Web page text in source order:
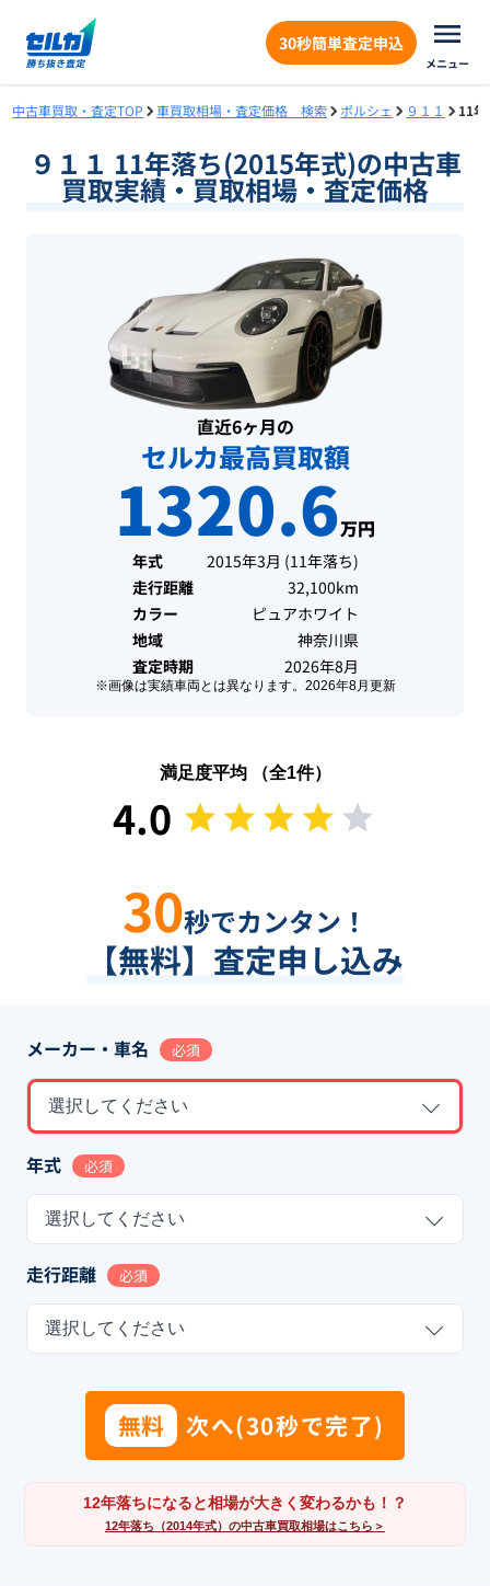
30秒簡単査定申込
メニュー
中古車買取・査定TOP 車買取相場・査定価格 検索 ポルシェ ９１１ 11
９１１ 11年落ち(2015年式)の中古車
買取実績・買取相場・査定価格
直近6ヶ月の
セルカ最高買取額
1320.6万円
年式 2015年3月 (11年落ち)
走行距離
32,100km
カラー
ピュアホワイト
地域
神奈川県
査定時期
2026年8月
※画像は実績車両とは異なります。 2026年8月 更新
満足度平均 （全1件）
4.0
30秒でカンタン！
【無料】査定申し込み
メーカー・車名 必須
選択してください
年式 必須
選択してください
走行距離 必須
選択してください
無料 次へ(30秒で完了)
12年落ちになると相場が大きく変わるかも！？
12年落ち（2014年式）の中古車買取相場はこちら＞